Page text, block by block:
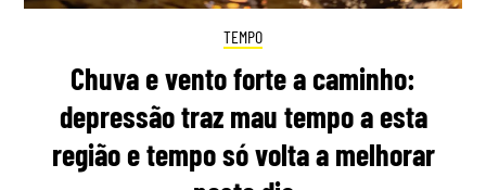
TEMPO
Chuva e vento forte a caminho:
depressão traz mau tempo a esta
região e tempo só volta a melhorar